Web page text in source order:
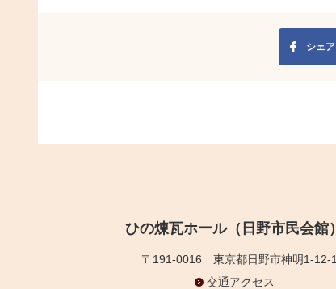
シェア
ひの煉瓦ホール（日野市民会館）
〒191-0016 東京都日野市神明1-12-1
交通アクセス